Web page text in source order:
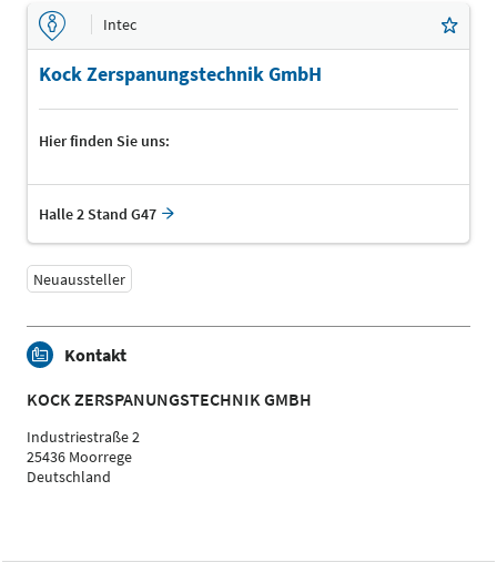
Intec
Kock Zerspanungstechnik GmbH
Hier finden Sie uns:
Halle 2 Stand G47
Neuaussteller
Kontakt
KOCK ZERSPANUNGSTECHNIK GMBH
Industriestraße 2
25436 Moorrege
Deutschland